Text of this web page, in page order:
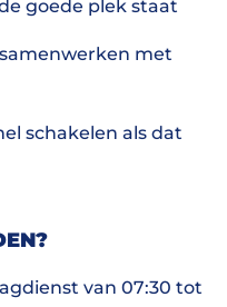
goede plek staat
met
schakelen als dat
van 07:30 tot